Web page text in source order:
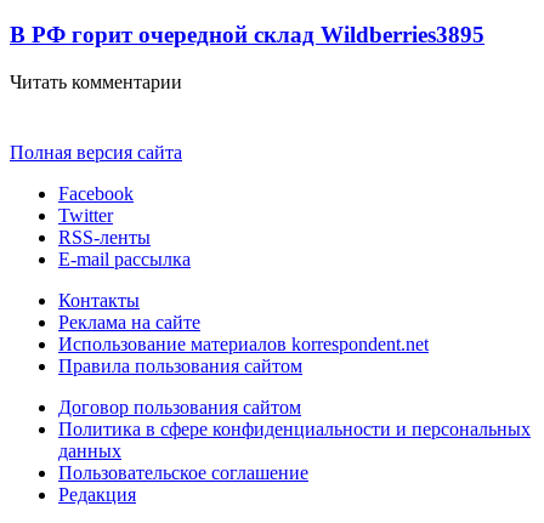
В РФ горит очередной склад Wildberries3895
Читать комментарии
Полная версия сайта
Facebook
Twitter
RSS-ленты
E-mail рассылка
Контакты
Реклама на сайте
Использование материалов korrespondent.net
Правила пользования сайтом
Договор пользования сайтом
Политика в сфере конфиденциальности и персональных
данных
Пользовательское соглашение
Редакция